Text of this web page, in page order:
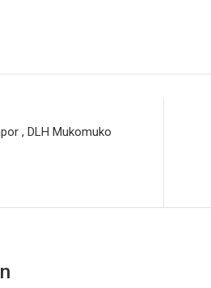
, DLH Mukomuko